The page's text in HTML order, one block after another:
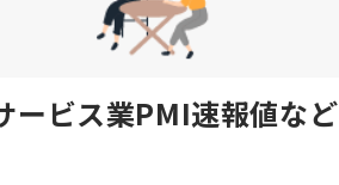
ビス業PMI速報値など